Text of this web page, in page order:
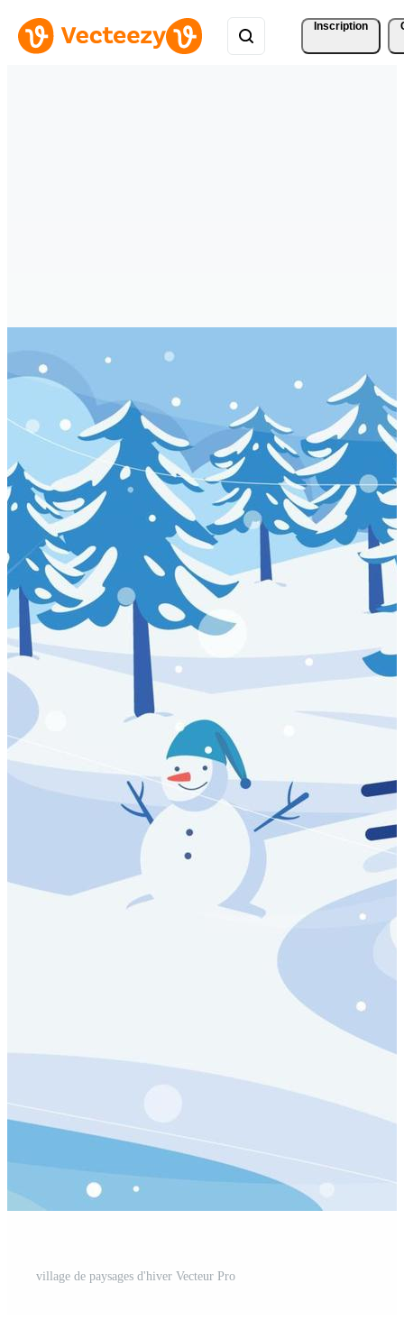
Inscription
village de paysages d'hiver Vecteur Pro